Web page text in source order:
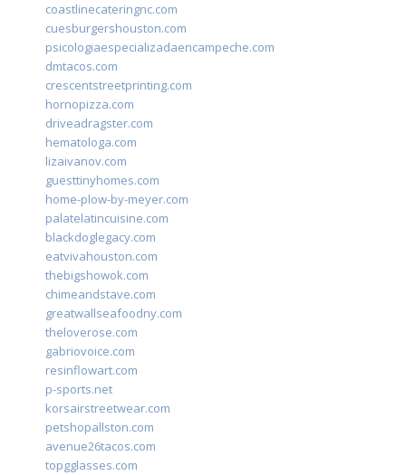
coastlinecateringnc.com
cuesburgershouston.com
psicologiaespecializadaencampeche.com
dmtacos.com
crescentstreetprinting.com
hornopizza.com
driveadragster.com
hematologa.com
lizaivanov.com
guesttinyhomes.com
home-plow-by-meyer.com
palatelatincuisine.com
blackdoglegacy.com
eatvivahouston.com
thebigshowok.com
chimeandstave.com
greatwallseafoodny.com
theloverose.com
gabriovoice.com
resinflowart.com
p-sports.net
korsairstreetwear.com
petshopallston.com
avenue26tacos.com
topgglasses.com